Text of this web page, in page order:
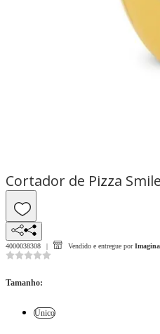
Cortador de Pizza
4000038308 Vendido e entregue por
Tamanho:
Único